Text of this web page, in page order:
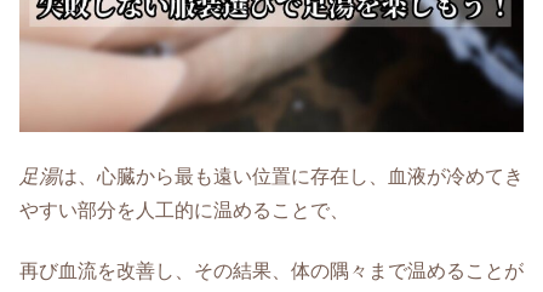
足湯は、心臓から最も遠い位置に存在し、血液が冷めてき
やすい部分を人工的に温めることで、
再び血流を改善し、その結果、体の隅々まで温めることが